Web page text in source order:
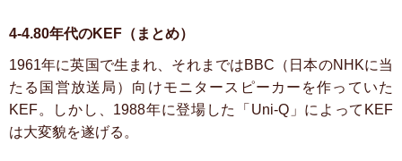
4-4.80年代のKEF（まとめ）
1961年に英国で生まれ、それまではBBC（日本のNHKに当
たる国営放送局）向けモニタースピーカーを作っていた
KEF。しかし、1988年に登場した「Uni-Q」によってKEF
は大変貌を遂げる。